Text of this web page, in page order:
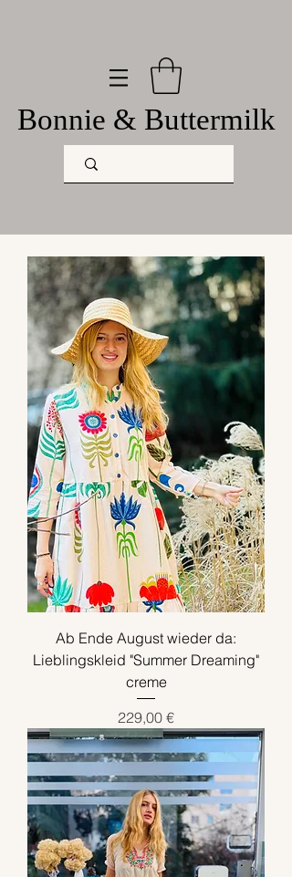
Bonnie & Buttermilk
Ab Ende August wieder da:
Lieblingskleid "Summer Dreaming"
creme
Preis
229,00 €